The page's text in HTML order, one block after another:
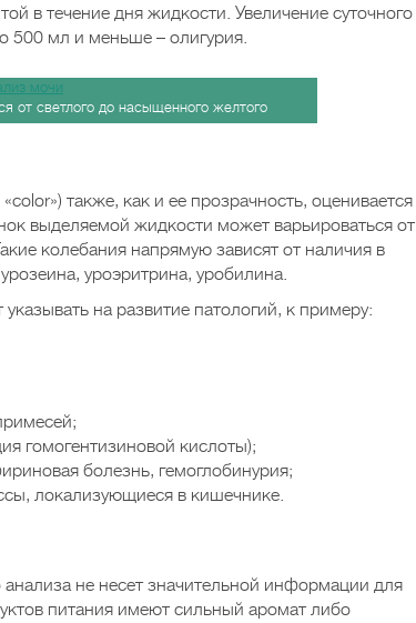
в течение дня жидкости. Увеличение суточного
500 мл и меньше – олигурия.
от светлого до насыщенного желтого
также, как и ее прозрачность, оценивается
выделяемой жидкости может варьироваться от
колебания напрямую зависят от наличия в
уроэритрина, уробилина.
на развитие патологий, к примеру:
гомогентизиновой кислоты);
болезнь, гемоглобинурия;
локализующиеся в кишечнике.
не несет значительной информации для
питания имеют сильный аромат либо